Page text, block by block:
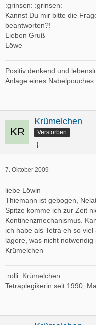
:grinsen: :grinsen:
Kannst Du mir bitte die
beantworten?!
Lieben Gruß
Löwe
Positiv denkend und
Anlage eines Nabelpouches
Krümelchen
Verstorben
7. Oktober 2009
liebe Löwin
Thiemann ist gebogen,
Spitze komme ich zur Zeit
Kontinenzmechanismus.
ich habe als Tetra eh so
lagere, was nicht notwendig
Krümelchen
:rolli: Krümelchen
Tetraplegikerin seit 1990,